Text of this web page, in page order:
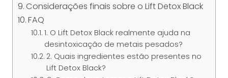
Considerações finais sobre o Lift Detox Black
FAQ
1. O Lift Detox Black realmente ajuda na
desintoxicação de metais pesados?
2. Quais ingredientes estão presentes no
Lift Detox Black?